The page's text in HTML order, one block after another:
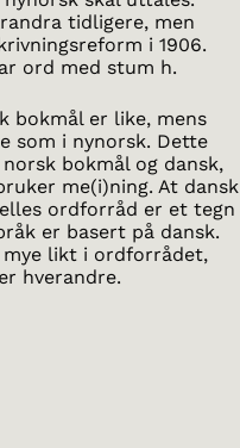
tidligere, men
i 1906.
ord med stum h.
bokmål er like, mens
som i nynorsk. Dette
bokmål og dansk,
me(i)ning. At dansk
ordforråd er et tegn
er basert på dansk.
mye likt i ordforrådet,
hverandre.